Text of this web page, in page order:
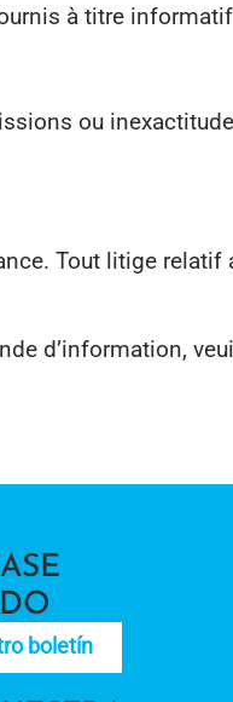
à titre
ou
Tout litige
d’information,
boletín